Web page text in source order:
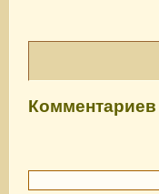
Комментариев